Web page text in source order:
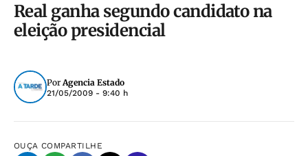
Real ganha segundo candidato na
eleição presidencial
PorAgencia Estado
21/05/2009 - 9:40 h
OUÇA COMPARTILHE